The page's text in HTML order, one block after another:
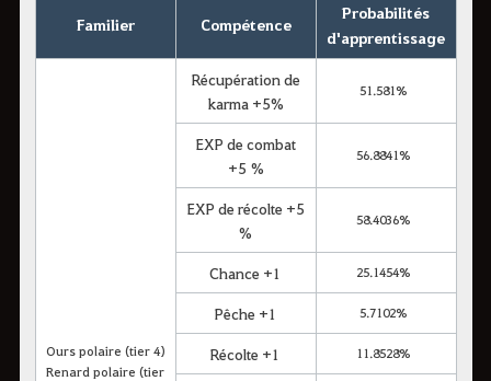
Familier Compétence
Probabilités
d'apprentissage
Ours polaire (tier 4)
Renard polaire (tier
Récupération de
karma +5%
51.581%
EXP de combat
+5 %
56.8841%
EXP de récolte +5
%
58.4036%
Chance +1 25.1454%
Pêche +1 5.7102%
Récolte +1 11.8528%